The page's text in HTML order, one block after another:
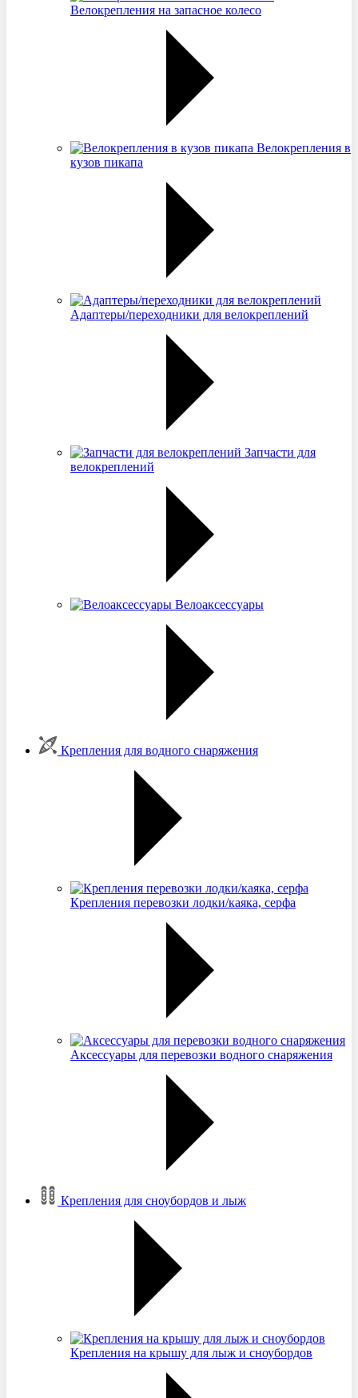
Велокрепления на запасное колесо
Велокрепления в
кузов пикапа
Адаптеры/переходники для велокреплений
Запчасти для
велокреплений
Велоаксессуары
Крепления для водного снаряжения
Крепления перевозки лодки/каяка, серфа
Аксессуары для перевозки водного снаряжения
Крепления для сноубордов и лыж
Крепления на крышу для лыж и сноубордов